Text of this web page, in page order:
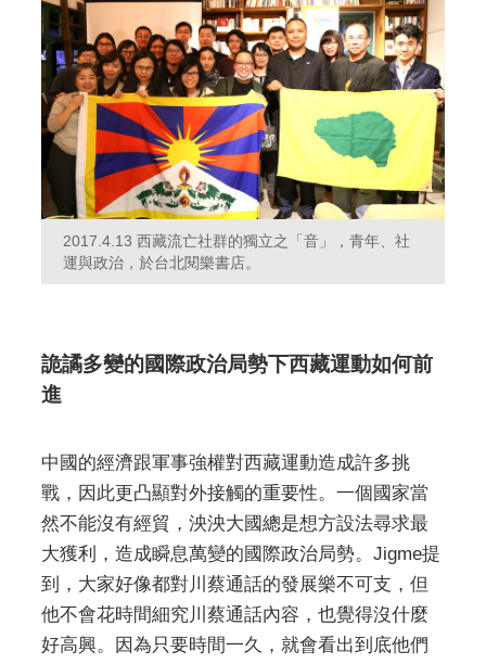
2017.4.13 西藏流亡社群的獨立之「音」，青年、社
運與政治，於台北閱樂書店。
詭譎多變的國際政治局勢下西藏運動如何前
進
中國的經濟跟軍事強權對西藏運動造成許多挑
戰，因此更凸顯對外接觸的重要性。一個國家當
然不能沒有經貿，泱泱大國總是想方設法尋求最
大獲利，造成瞬息萬變的國際政治局勢。Jigme提
到，大家好像都對川蔡通話的發展樂不可支，但
他不會花時間細究川蔡通話內容，也覺得沒什麼
好高興。因為只要時間一久，就會看出到底他們